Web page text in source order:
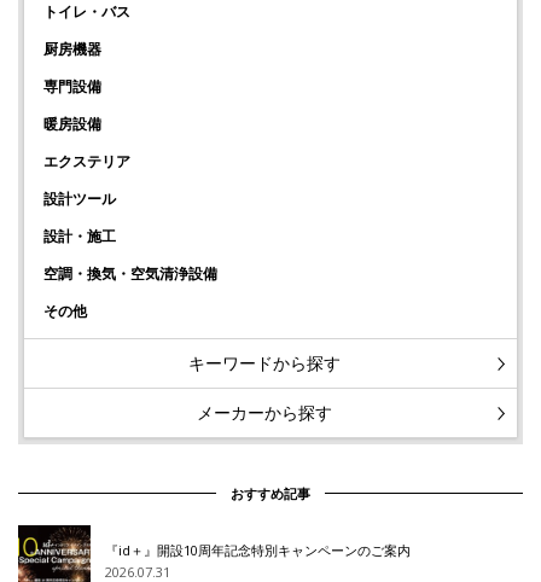
トイレ・バス
厨房機器
専門設備
暖房設備
エクステリア
設計ツール
設計・施工
空調・換気・空気清浄設備
その他
キーワードから探す
メーカーから探す
おすすめ記事
『id＋』開設10周年記念特別キャンペーンのご案内
2026.07.31